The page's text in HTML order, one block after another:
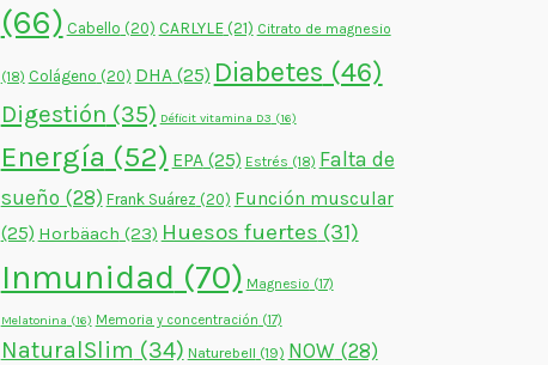
(66) Cabello (20) CARLYLE(21) Citrato de magnesio
(18) Colágeno (20) DHA(25) Diabetes (46)
Digestión (35) Déficit vitamina D3 (16)
Energía (52) EPA(25) Estrés (18) Falta de
sueño (28) Frank Suárez (20) Función muscular
(25) Horbäach (23) Huesos fuertes (31)
Inmunidad (70) Magnesio (17)
Melatonina (16) Memoria y concentración (17)
NaturalSlim (34) Naturebell (19) NOW (28)